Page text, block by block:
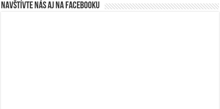
Navštívte nás aj na Facebooku